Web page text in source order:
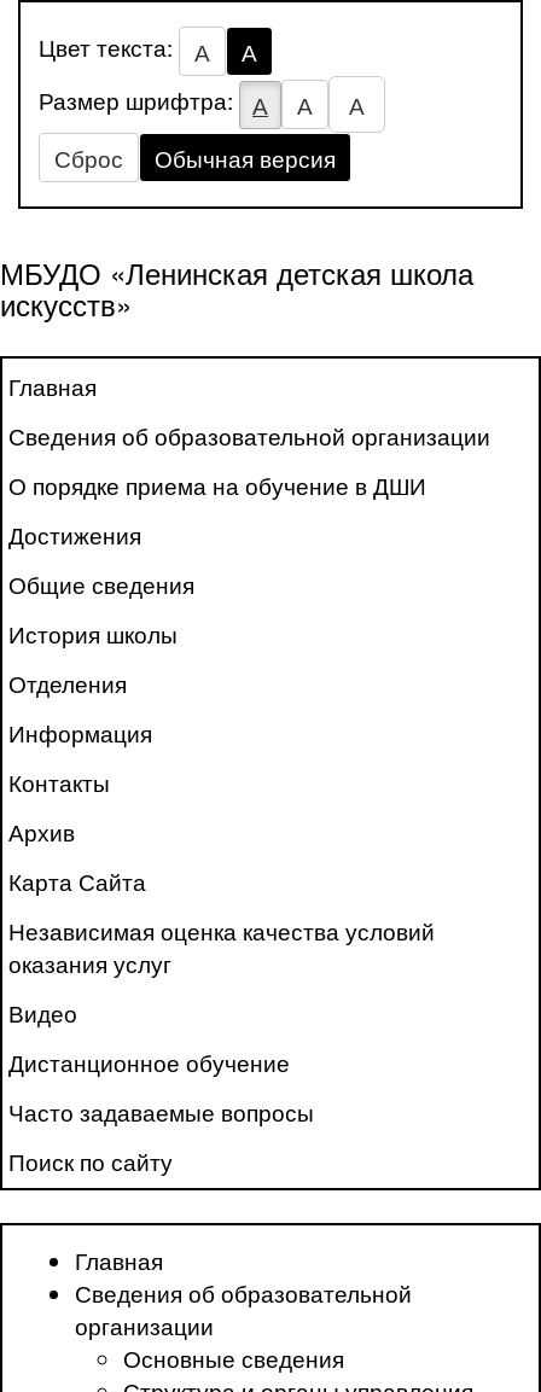
Цвет текста: А
А
Размер шрифтра:
А А
А
Сброс
Обычная версия
МБУДО «Ленинская детская школа
искусств»
Главная
Сведения об образовательной организации
О порядке приема на обучение в ДШИ
Достижения
Общие сведения
История школы
Отделения
Информация
Контакты
Архив
Карта Сайта
Независимая оценка качества условий
оказания услуг
Видео
Дистанционное обучение
Часто задаваемые вопросы
Поиск по сайту
Главная
Сведения об образовательной
организации
Основные сведения